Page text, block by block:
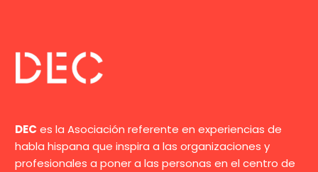
DEC es la Asociación referente en experiencias de
habla hispana que inspira a las organizaciones y
profesionales a poner a las personas en el centro de